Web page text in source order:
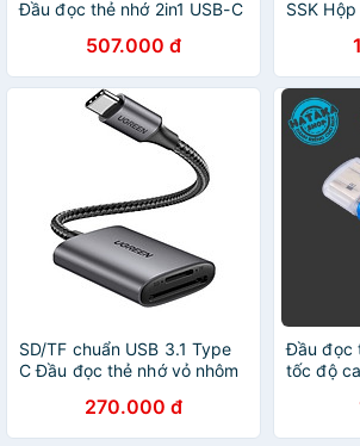
Đầu đọc thẻ nhớ 2in1 USB-C
Cfast 2.0 cm517 - Hàng
chính hãng
507.000 đ
SSK
SD/TF chuẩn USB 3.1 Type
C Đầu đọc thẻ nhớ vỏ nhôm
đt401n80888CM - Hàng
chính hãng
270.000 đ
Đầu đọc
tốc độ